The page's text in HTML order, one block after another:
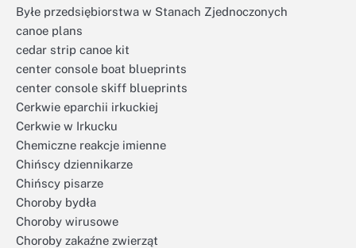
Byłe przedsiębiorstwa w Stanach Zjednoczonych
canoe plans
cedar strip canoe kit
center console boat blueprints
center console skiff blueprints
Cerkwie eparchii irkuckiej
Cerkwie w Irkucku
Chemiczne reakcje imienne
Chińscy dziennikarze
Chińscy pisarze
Choroby bydła
Choroby wirusowe
Choroby zakaźne zwierząt